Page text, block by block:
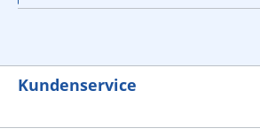
Kundenservice